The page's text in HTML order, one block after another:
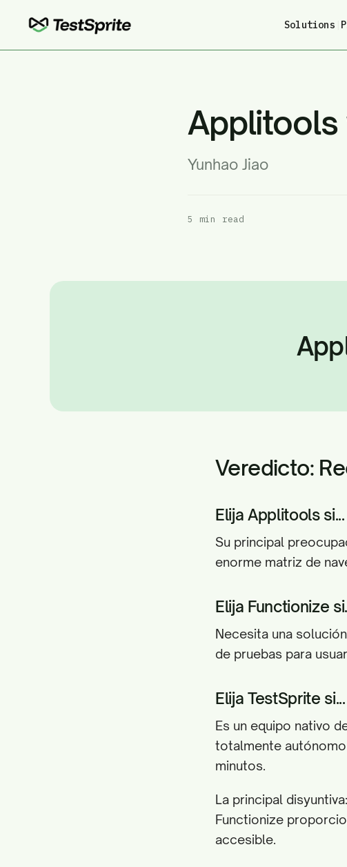
Solutions
Applitools
Yunhao Jiao
5 min read
Veredicto:
Elija Applitools si...
Su principal
enorme matriz de
Elija Functionize
Necesita una
de pruebas para
Elija TestSprite si...
Es un equipo nativo
totalmente
minutos.
La principal
Functionize
accesible.